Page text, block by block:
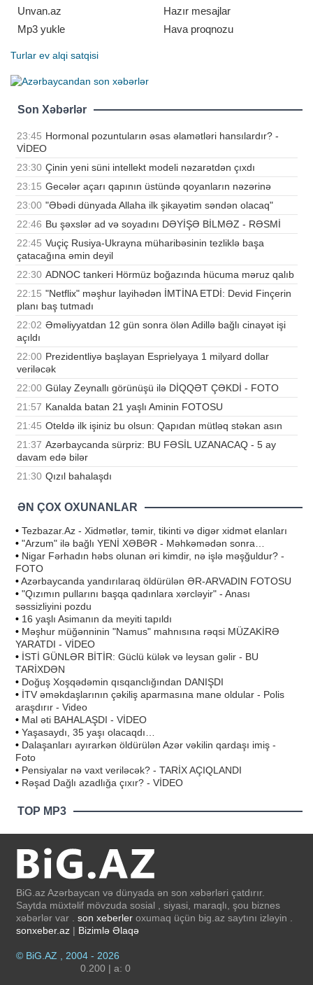
Unvan.az
Hazır mesajlar
Mp3 yukle
Hava proqnozu
Turlar ev alqi satqisi
Son Xəbərlər
23:45 Hormonal pozuntuların əsas əlamətləri hansılardır? -
VİDEO
23:30 Çinin yeni süni intellekt modeli nəzarətdən çıxdı
23:15 Gecələr açarı qapının üstündə qoyanların nəzərinə
23:00 "Əbədi dünyada Allaha ilk şikayətim səndən olacaq"
22:46 Bu şəxslər ad və soyadını DƏYİŞƏ BİLMƏZ - RƏSMİ
22:45 Vuçiç Rusiya-Ukrayna müharibəsinin tezliklə başa
çatacağına əmin deyil
22:30 ADNOC tankeri Hörmüz boğazında hücuma məruz qalıb
22:15 "Netflix" məşhur layihədən İMTİNA ETDİ: Devid Finçerin
planı baş tutmadı
22:02 Əməliyyatdan 12 gün sonra ölən Adillə bağlı cinayət işi
açıldı
22:00 Prezidentliyə başlayan Esprielyaya 1 milyard dollar
veriləcək
22:00 Gülay Zeynallı görünüşü ilə DİQQƏT ÇƏKDİ - FOTO
21:57 Kanalda batan 21 yaşlı Aminin FOTOSU
21:45 Oteldə ilk işiniz bu olsun: Qapıdan mütləq stəkan asın
21:37 Azərbaycanda sürpriz: BU FƏSİL UZANACAQ - 5 ay
davam edə bilər
21:30 Qızıl bahalaşdı
ƏN ÇOX OXUNANLAR
• Tezbazar.Az - Xidmətlər, təmir, tikinti və digər xidmət elanları
• "Arzum" ilə bağlı YENİ XƏBƏR - Məhkəmədən sonra…
• Nigar Fərhadın həbs olunan əri kimdir, nə işlə məşğuldur? -
FOTO
•Azərbaycanda yandırılaraq öldürülən ƏR-ARVADIN FOTOSU
• "Qızımın pullarını başqa qadınlara xərcləyir" - Anası
səssizliyini pozdu
• 16 yaşlı Asimanın da meyiti tapıldı
• Məşhur müğənninin "Namus" mahnısına rəqsi MÜZAKİRƏ
YARATDI - VİDEO
• İSTİ GÜNLƏR BİTİR: Güclü külək və leysan gəlir - BU
TARİXDƏN
• Doğuş Xoşqədəmin qısqanclığından DANIŞDI
• İTV əməkdaşlarının çəkiliş aparmasına mane oldular - Polis
araşdırır - Video
• Mal əti BAHALAŞDI - VİDEO
• Yaşasaydı, 35 yaşı olacaqdı…
• Dalaşanları ayırarkən öldürülən Azər vəkilin qardaşı imiş -
Foto
• Pensiyalar nə vaxt veriləcək? - TARİX AÇIQLANDI
• Rəşad Dağlı azadlığa çıxır? - VİDEO
TOP MP3
BiG.az Azərbaycan və dünyada ən son xəbərləri çatdırır.
Saytda müxtəlif mövzuda sosial , siyasi, maraqlı, şou biznes
xəbərlər var . son xeberler oxumaq üçün big.az saytını izləyin .
sonxeber.az | Bizimlə Əlaqə
© BiG.AZ , 2004 - 2026
0.200 | a: 0